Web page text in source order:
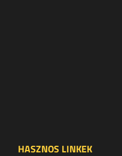
HASZNOS LINKEK